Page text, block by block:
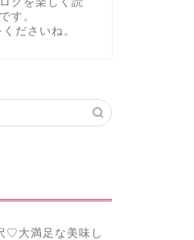
す。
ださいね。
♡大満足な美味し